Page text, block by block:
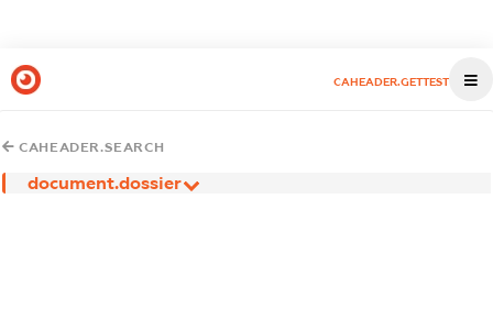
CAHEADER.GETTEST
CAHEADER.SEARCH
document.dossier